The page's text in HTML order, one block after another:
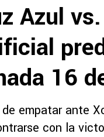
Azul
16
de empatar ante
con la